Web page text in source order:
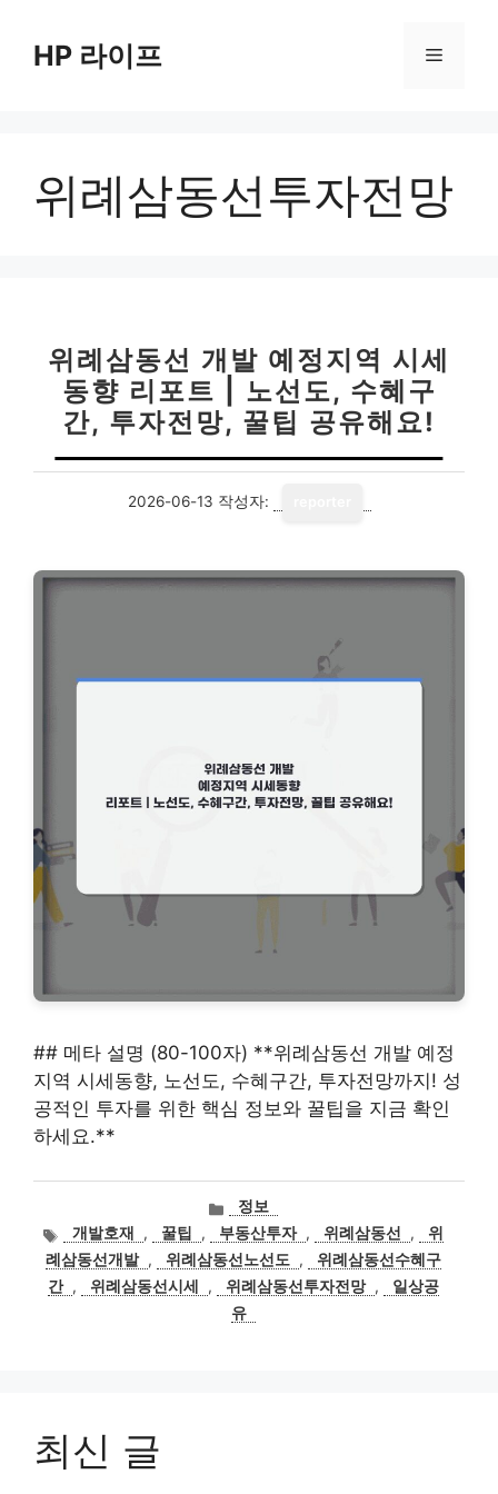
HP 라이프 메
위례삼동선투자전망
위례삼동선 개발 예정지역 시세
동향 리포트 | 노선도, 수혜구
간, 투자전망, 꿀팁 공유해요!
2026-06-13 작성자:
## 메타 설명 (80-100자) **위례삼동선 개발 예정
지역 시세동향, 노선도, 수혜구간, 투자전망까지! 성
공적인 투자를 위한 핵심 정보와 꿀팁을 지금 확인
하세요.**
카
테
고
리
정보
태
그
개발호재 , 꿀팁 , 부동산투자 , 위례삼동선 ,
위
례삼동선개발 , 위례삼동선노선도 ,
위례삼동선수혜구
간 , 위례삼동선시세 , 위례삼동선투자전망 ,
일상공
유
최신 글